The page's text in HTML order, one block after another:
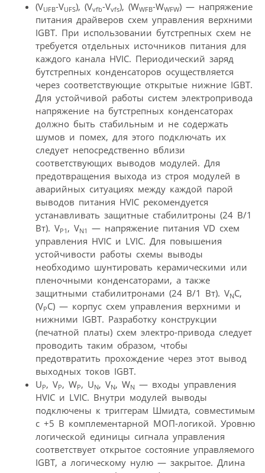
(VUFB-VUFS), (Vvfb-Vvfs), (WWFB-WWFW) — напряжение
питания драйверов схем управления верхними
IGBT. При использовании бутстрепных схем не
требуется отдельных источников питания для
каждого канала HVIC. Периодический заряд
бутстрепных конденсаторов осуществляется
через соответствующие открытые нижние IGBT.
Для устойчивой работы систем электропривода
напряжение на бутстрепных конденсаторах
должно быть стабильным и не содержать
шумов и помех, для этого подключать их
следует непосредственно вблизи
соответствующих выводов модулей. Для
предотвращения выхода из строя модулей в
аварийных ситуациях между каждой парой
выводов питания HVIC рекомендуется
устанавливать защитные стабилитроны (24 В/1
Вт). VP1 , VN1 — напряжение питания VD схем
управления HVIC и LVIC. Для повышения
устойчивости работы схемы выводы
необходимо шунтировать керамическими или
пленочными конденсаторами, а также
защитными стабилитронами (24 В/1 Вт). VNC,
(VPC) — корпус схем управления верхними и
нижними IGBT. Разработку конструкции
(печатной платы) схем электро-привода следует
проводить таким образом, чтобы
предотвратить прохождение через этот вывод
выходных токов IGBT.
UP, VP, WP, UN, VN, WN — входы управления
HVIC и LVIC. Внутри модулей выводы
подключены к триггерам Шмидта, совместимым
с +5 В комплементарной МОП-логикой. Уровню
логической единицы сигнала управления
соответствует открытое состояние управляемого
IGBT, а логическому нулю — закрытое. Длина